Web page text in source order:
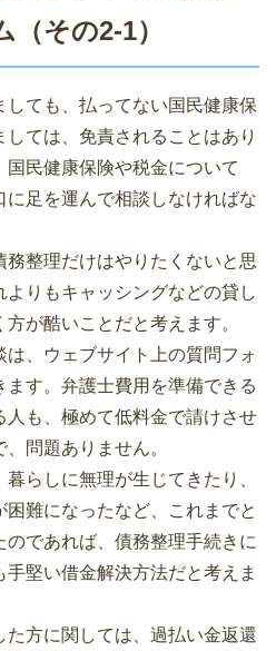
その2-1）
しても、払ってない国民健康保
ては、免責されることはあり
国民健康保険や税金について
足を運んで相談しなければな
整理だけはやりたくないと思
りもキャッシングなどの貸し
が酷いことだと考えます。
、ウェブサイト上の質問フォ
す。弁護士費用を準備できる
も、極めて低料金で請けさせ
問題ありません。
らしに無理が生じてきたり、
難になったなど、これまでと
のであれば、債務整理手続きに
堅い借金解決方法だと考えま
方に関しては、過払い金返還